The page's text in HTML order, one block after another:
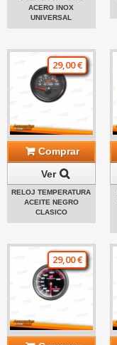
ACERO INOX
UNIVERSAL
29,00 €
Comprar
Ver
RELOJ TEMPERATURA
ACEITE NEGRO
CLASICO
29,00 €